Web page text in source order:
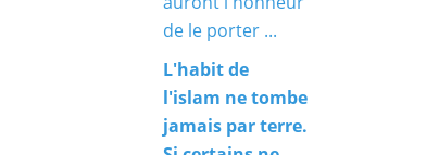
L'habit de
l'islam ne tombe
jamais par terre.